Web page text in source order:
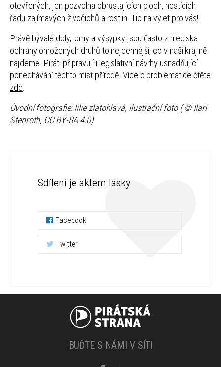
otevřených, jen pozvolna obrůstajících ploch, hostících
řadu zajímavých živočichů a rostlin. Tip na výlet pro vás!
Právě bývalé doly, lomy a výsypky jsou často z hlediska
ochrany ohrožených druhů to nejcennější, co v naší krajině
najdeme. Piráti připravují i legislativní návrhy usnadňující
ponechávání těchto míst přírodě. Více o problematice čtěte
zde.
Úvodní fotografie: lilie zlatohlavá, ilustrační foto ( © Ilari
Stenroth, CC BY-SA 4.0)
Sdílení je aktem lásky
Facebook
Twitter
BUĎTE S NÁMI V SÍTI